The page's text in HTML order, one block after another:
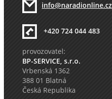
info@naradionline.cz
+420 724 044 483
provozovatel:
BP-SERVICE, s.r.o.
Vrbenská 1362
388 01 Blatná
Česká Republika